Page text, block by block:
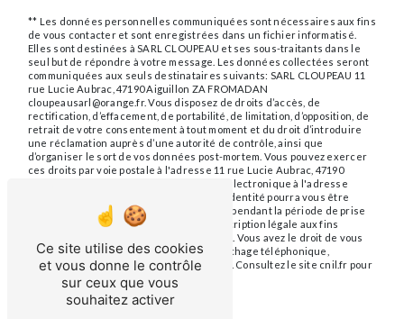
** Les données personnelles communiquées sont nécessaires aux fins
de vous contacter et sont enregistrées dans un fichier informatisé.
Elles sont destinées à SARL CLOUPEAU et ses sous-traitants dans le
seul but de répondre à votre message. Les données collectées seront
communiquées aux seuls destinataires suivants: SARL CLOUPEAU 11
rue Lucie Aubrac, 47190 Aiguillon ZA FROMADAN
cloupeausarl@orange.fr. Vous disposez de droits d’accès, de
rectification, d’effacement, de portabilité, de limitation, d’opposition, de
retrait de votre consentement à tout moment et du droit d’introduire
une réclamation auprès d’une autorité de contrôle, ainsi que
d’organiser le sort de vos données post-mortem. Vous pouvez exercer
ces droits par voie postale à l'adresse 11 rue Lucie Aubrac, 47190
Aiguillon ZA FROMADAN ou par courrier électronique à l'adresse
cloupeausarl@orange.fr. Un justificatif d'identité pourra vous être
demandé. Nous conservons vos données pendant la période de prise
de contact puis pendant la durée de prescription légale aux fins
probatoires et de gestion des contentieux. Vous avez le droit de vous
inscrire sur la liste d'opposition au démarchage téléphonique,
disponible à cette adresse:Bloctel.gouv.fr
. Consultez le site cnil.fr pour
plus d’informations sur vos droits.
Ce site utilise des cookies
et vous donne le contrôle
sur ceux que vous
souhaitez activer